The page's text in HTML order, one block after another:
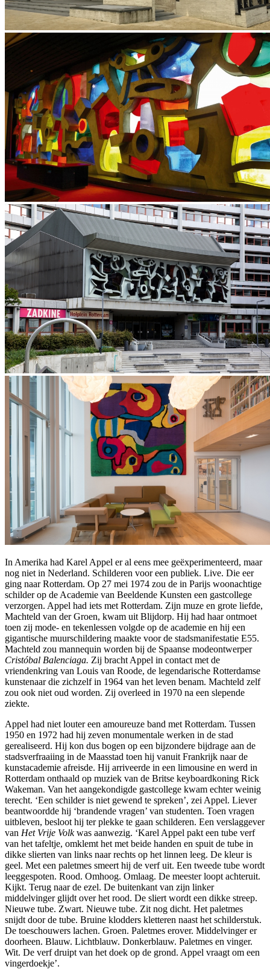
In Amerika had Karel Appel er al eens mee geëxperimenteerd, maar
nog niet in Nederland. Schilderen voor een publiek. Live. Die eer
ging naar Rotterdam. Op 27 mei 1974 zou de in Parijs woonachtige
schilder op de Academie van Beeldende Kunsten een gastcollege
verzorgen. Appel had iets met Rotterdam. Zijn muze en grote liefde,
Machteld van der Groen, kwam uit Blijdorp. Hij had haar ontmoet
toen zij mode- en tekenlessen volgde op de academie en hij een
gigantische muurschildering maakte voor de stadsmanifestatie E55.
Machteld zou mannequin worden bij de Spaanse modeontwerper
Cristóbal Balenciaga. Zij bracht Appel in contact met de
vriendenkring van Louis van Roode, de legendarische Rotterdamse
kunstenaar die zichzelf in 1964 van het leven benam. Machteld zelf
zou ook niet oud worden. Zij overleed in 1970 na een slepende
ziekte.
Appel had niet louter een amoureuze band met Rotterdam. Tussen
1950 en 1972 had hij zeven monumentale werken in de stad
gerealiseerd. Hij kon dus bogen op een bijzondere bijdrage aan de
stadsverfraaiing in de Maasstad toen hij vanuit Frankrijk naar de
kunstacademie afreisde. Hij arriveerde in een limousine en werd in
Rotterdam onthaald op muziek van de Britse keyboardkoning Rick
Wakeman. Van het aangekondigde gastcollege kwam echter weinig
terecht. ‘Een schilder is niet gewend te spreken’, zei Appel. Liever
beantwoordde hij ‘brandende vragen’ van studenten. Toen vragen
uitbleven, besloot hij ter plekke te gaan schilderen. Een verslaggever
van Het Vrije Volkwas aanwezig. ‘Karel Appel pakt een tube verf
van het tafeltje, omklemt het met beide handen en spuit de tube in
dikke slierten van links naar rechts op het linnen leeg. De kleur is
geel. Met een paletmes smeert hij de verf uit. Een tweede tube wordt
leeggespoten. Rood. Omhoog. Omlaag. De meester loopt achteruit.
Kijkt. Terug naar de ezel. De buitenkant van zijn linker
middelvinger glijdt over het rood. De sliert wordt een dikke streep.
Nieuwe tube. Zwart. Nieuwe tube. Zit nog dicht. Het paletmes
snijdt door de tube. Bruine klodders kletteren naast het schilderstuk.
De toeschouwers lachen. Groen. Paletmes erover. Middelvinger er
doorheen. Blauw. Lichtblauw. Donkerblauw. Paletmes en vinger.
Wit. De verf druipt van het doek op de grond. Appel vraagt om een
vingerdoekje’.